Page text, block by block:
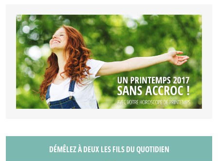
DÉMÊLEZ À DEUX LES FILS DU QUOTIDIEN